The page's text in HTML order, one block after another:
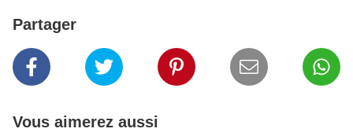
Partager
Vous aimerez aussi